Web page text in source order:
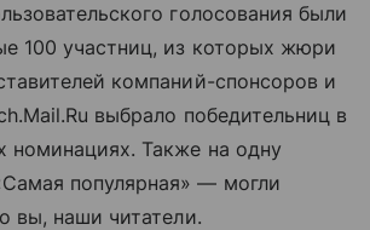
голосования были
100 участниц, из которых жюри
компаний-спонсоров и
выбрало победительниц в
номинациях. Также на одну
популярная» — могли
вы, наши читатели.